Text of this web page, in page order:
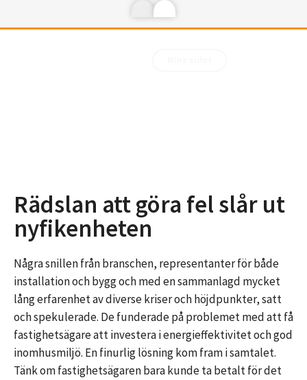
Rädslan att göra fel slår ut
nyfikenheten
Några snillen från branschen, representanter för både
installation och bygg och med en sammanlagd mycket
lång erfarenhet av diverse kriser och höjdpunkter, satt
och spekulerade. De funderade på problemet med att få
fastighetsägare att investera i energieffektivitet och god
inomhusmiljö. En finurlig lösning kom fram i samtalet.
Tänk om fastighetsägaren bara kunde ta betalt för det